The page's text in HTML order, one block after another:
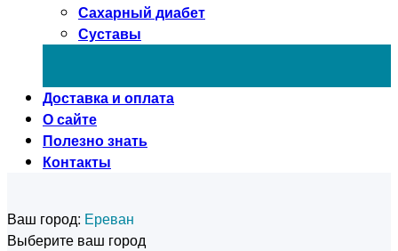
Сахарный диабет
Суставы
Доставка и оплата
О сайте
Полезно знать
Контакты
Ваш город: Ереван
Выберите ваш город